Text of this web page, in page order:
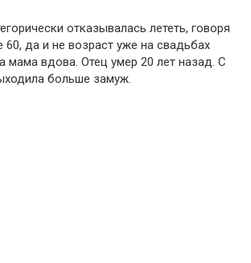
отказывалась лететь, говоря
60, да и не возраст уже на свадьбах
мама вдова. Отец умер 20 лет назад. С
больше замуж.